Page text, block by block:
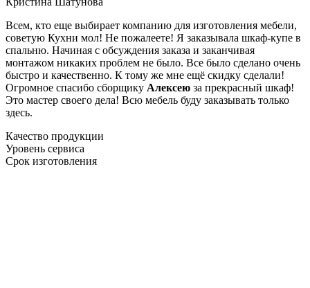
Всем, кто еще выбирает компанию для изготовления мебели,
советую Кухни мол! Не пожалеете! Я заказывала шкаф-купе в
спальню. Начиная с обсуждения заказа и заканчивая
монтажом никаких проблем не было. Все было сделано очень
быстро и качественно. К тому же мне ещё скидку сделали!
Огромное спасибо сборщику Алексею за прекрасный шкаф!
Это мастер своего дела! Всю мебель буду заказывать только
здесь.
Качество продукции
Уровень сервиса
Срок изготовления